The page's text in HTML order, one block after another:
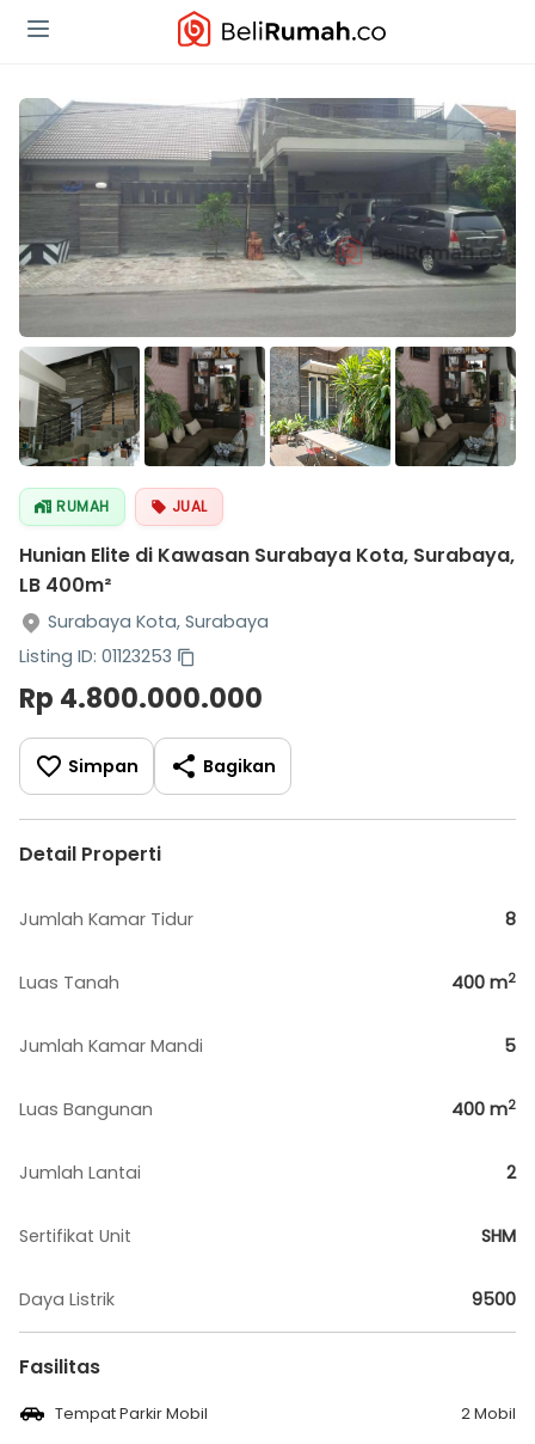
RUMAH JUAL
Hunian Elite di Kawasan Surabaya Kota, Surabaya,
LB 400m²
Surabaya Kota, Surabaya
Listing ID: 01123253
Rp 4.800.000.000
Simpan Bagikan
Detail Properti
Jumlah Kamar Tidur 8
Luas Tanah 400 m2
Jumlah Kamar Mandi 5
Luas Bangunan 400 m2
Jumlah Lantai 2
Sertifikat Unit SHM
Daya Listrik 9500
Fasilitas
Tempat Parkir Mobil 2 Mobil